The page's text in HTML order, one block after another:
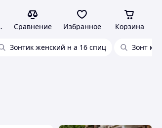
Сравнение Избранное Корзина
Зонтик женский н а 16 спиц Зонт